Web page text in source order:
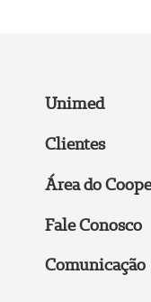
Unimed
Clientes
Área do
Fale Conosco
Comunicação